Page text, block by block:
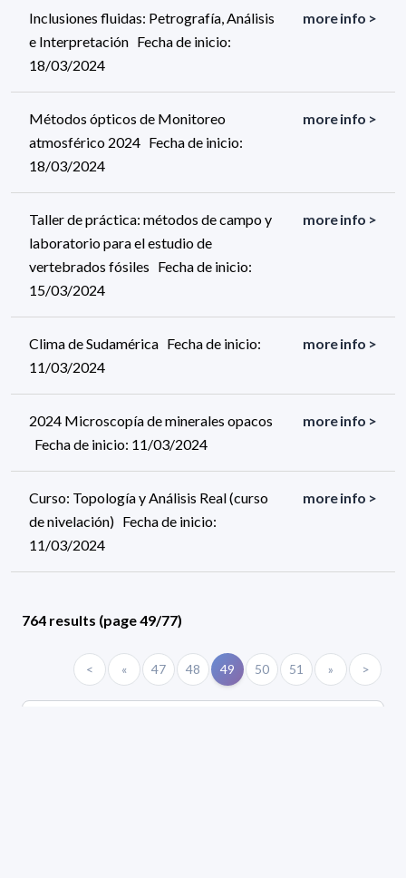
Inclusiones fluidas: Petrografía, Análisis
e Interpretación Fecha de inicio:
18/03/2024
more info >
Métodos ópticos de Monitoreo
atmosférico 2024 Fecha de inicio:
18/03/2024
more info >
Taller de práctica: métodos de campo y
laboratorio para el estudio de
vertebrados fósiles Fecha de inicio:
15/03/2024
more info >
Clima de Sudamérica Fecha de inicio:
11/03/2024
more info >
2024 Microscopía de minerales opacos
Fecha de inicio: 11/03/2024
more info >
Curso: Topología y Análisis Real (curso
de nivelación) Fecha de inicio:
11/03/2024
more info >
764 results (page 49/77)
< « 47 48 49 50 51 » >